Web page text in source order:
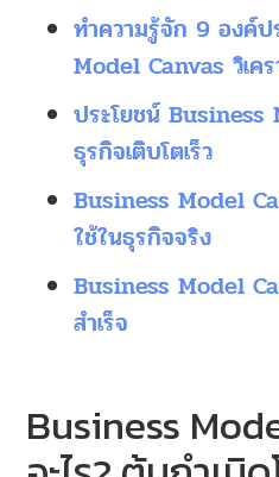
ทำความรู้จัก 9 องค์
Model Canvas วิเค
ประโยชน์ Business
ธุรกิจเติบโตเร็ว
Business Model
ใช้ในธุรกิจจริง
Business Model
สำเร็จ
Business